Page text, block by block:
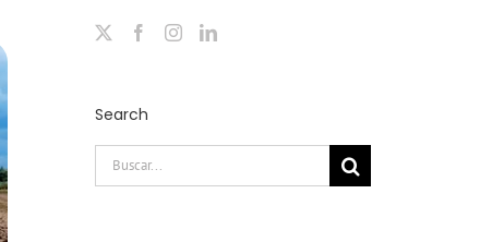
Search
Buscar: